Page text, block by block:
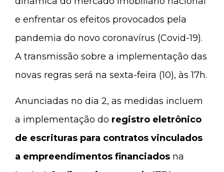
e enfrentar os efeitos provocados pela
pandemia do novo coronavírus (Covid-19).
A transmissão sobre a implementação das
novas regras será na sexta-feira (10), às 17h.
Anunciadas no dia 2, as medidas incluem
a implementação do registro eletrônico
de escrituras para contratos vinculados
a empreendimentos financiados na